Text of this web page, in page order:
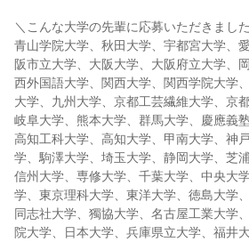
＼こんな大学の先輩に応募いただきまし
青山学院大学、秋田大学、宇都宮大学、
阪市立大学、大阪大学、大阪府立大学、
西外国語大学、関西大学、関西学院大学
大学、九州大学、京都工芸繊維大学、京
岐阜大学、熊本大学、群馬大学、慶應義
高知工科大学、高知大学、甲南大学、神
学、駒澤大学、埼玉大学、静岡大学、芝
信州大学、専修大学、千葉大学、中央大
学、東京理科大学、東洋大学、徳島大学
同志社大学、獨協大学、名古屋工業大学
院大学、日本大学、兵庫県立大学、福井